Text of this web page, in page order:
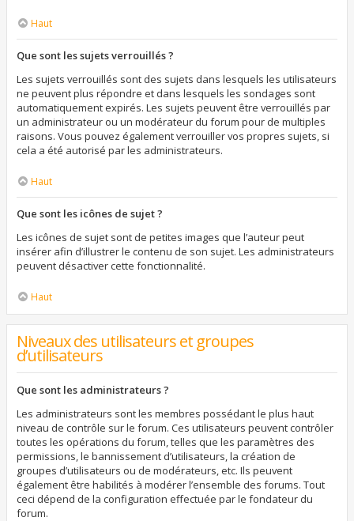
Haut
Que sont les sujets verrouillés ?
Les sujets verrouillés sont des sujets dans lesquels les utilisateurs
ne peuvent plus répondre et dans lesquels les sondages sont
automatiquement expirés. Les sujets peuvent être verrouillés par
un administrateur ou un modérateur du forum pour de multiples
raisons. Vous pouvez également verrouiller vos propres sujets, si
cela a été autorisé par les administrateurs.
Haut
Que sont les icônes de sujet ?
Les icônes de sujet sont de petites images que l’auteur peut
insérer afin d’illustrer le contenu de son sujet. Les administrateurs
peuvent désactiver cette fonctionnalité.
Haut
Niveaux des utilisateurs et groupes
d’utilisateurs
Que sont les administrateurs ?
Les administrateurs sont les membres possédant le plus haut
niveau de contrôle sur le forum. Ces utilisateurs peuvent contrôler
toutes les opérations du forum, telles que les paramètres des
permissions, le bannissement d’utilisateurs, la création de
groupes d’utilisateurs ou de modérateurs, etc. Ils peuvent
également être habilités à modérer l’ensemble des forums. Tout
ceci dépend de la configuration effectuée par le fondateur du
forum.